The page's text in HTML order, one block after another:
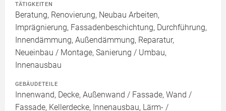
TÄTIGKEITEN
Beratung, Renovierung, Neubau Arbeiten,
Imprägnierung, Fassadenbeschichtung, Durchführung,
Innendämmung, Außendämmung, Reparatur,
Neueinbau / Montage, Sanierung / Umbau,
Innenausbau
GEBÄUDETEILE
Innenwand, Decke, Außenwand / Fassade, Wand /
Fassade, Kellerdecke, Innenausbau, Lärm- /